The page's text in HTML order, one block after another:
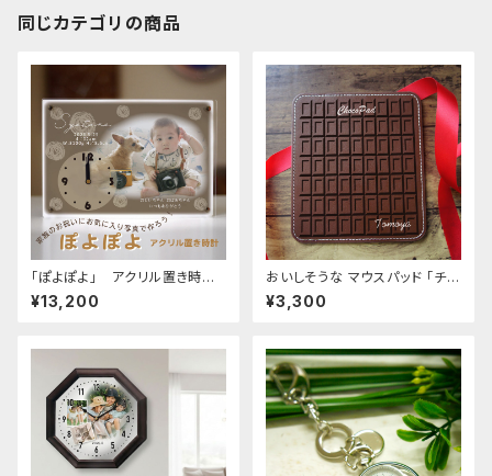
同じカテゴリの商品
「ぽよぽよ」 アクリル置き時
計 オーダーメイドの出産祝い
内祝い お返しギフト 誕生日
¥13,200
おいしそうな マウスパッド 「チョ
コレート」 バレンタイン 餞別 記
念品
¥3,300